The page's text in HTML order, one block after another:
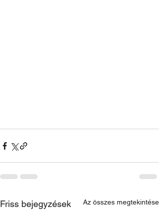
Friss bejegyzések Az összes megtekintése